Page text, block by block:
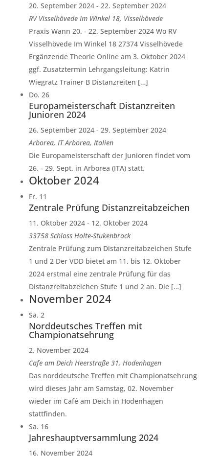
20. September 2024- 22. September 2024
RV Visselhövede Im Winkel 18, Visselhövede
Praxis Wann 20. - 22. September 2024 Wo RV
Visselhövede Im Winkel 18 27374 Visselhövede
Ergänzende Theorie Online am 3. Oktober 2024
ggf. Zusatztermin Lehrgangsleitung: Katrin
Wiegratz Trainer B Distanzreiten […]
Do. 26
Europameisterschaft Distanzreiten
Junioren 2024
26. September 2024- 29. September 2024
Arborea, ITArborea, Italien
Die Europameisterschaft der Junioren findet vom
26. - 29. Sept. in Arborea (ITA) statt.
Oktober 2024
Fr. 11
Zentrale Prüfung Distanzreitabzeichen
11. Oktober 2024- 12. Oktober 2024
33758 Schloss Holte-Stukenbrock
Zentrale Prüfung zum Distanzreitabzeichen Stufe
1 und 2 Der VDD bietet am 11. bis 12. Oktober
2024 erstmal eine zentrale Prüfung für das
Distanzreitabzeichen Stufe 1 und 2 an. Die […]
November 2024
Sa. 2
Norddeutsches Treffen mit
Championatsehrung
2. November 2024
Cafe am Deich Heerstraße 31, Hodenhagen
Das norddeutsche Treffen mit Championatsehrung
wird dieses Jahr am Samstag, 02. November
wieder im Café am Deich in Hodenhagen
stattfinden.
Sa. 16
Jahreshauptversammlung 2024
16. November 2024